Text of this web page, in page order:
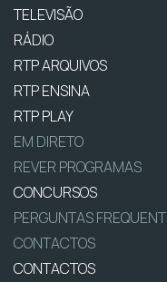
TELEVISÃO
RÁDIO
RTP ARQUIVOS
RTP ENSINA
RTP PLAY
EM DIRETO
REVER PROGRAMAS
CONCURSOS
PERGUNTAS
CONTACTOS
CONTACTOS